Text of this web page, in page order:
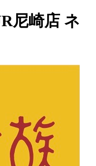
尼崎店 ネ